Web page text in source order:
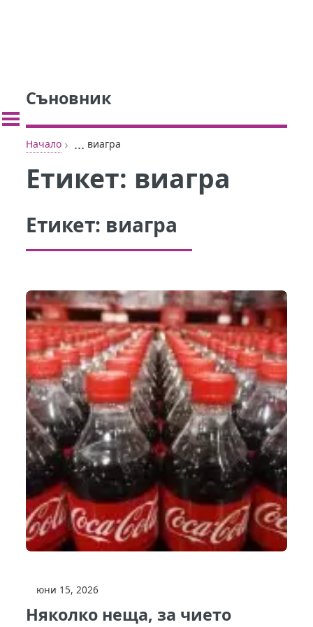
Съновник
Начало › ... виагра
Етикет: виагра
Етикет: виагра
юни 15, 2026
Няколко неща, за чието